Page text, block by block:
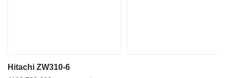
Hitachi ZW310-6